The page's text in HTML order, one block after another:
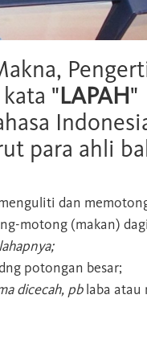
"LAPAH"
para ahli
dan
motong (makan)
potongan besar;
dicecah, pblaba atau